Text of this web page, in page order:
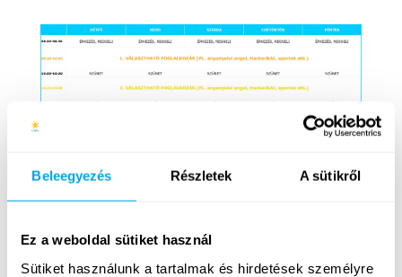
Beleegyezés Részletek A sütikről
Ez a weboldal sütiket használ
Sütiket használunk a tartalmak és hirdetések személyre
A programváltoztatás jogát fenntartjuk.
07.06-07.10.